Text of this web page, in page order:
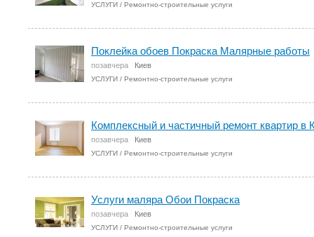
УСЛУГИ / Ремонтно-строительные услуги
Поклейка обоев Покраска Малярные работы
позавчера Киев
УСЛУГИ / Ремонтно-строительные услуги
Комплексный и частичный ремонт квартир в
позавчера Киев
УСЛУГИ / Ремонтно-строительные услуги
Услуги маляра Обои Покраска
позавчера Киев
УСЛУГИ / Ремонтно-строительные услуги